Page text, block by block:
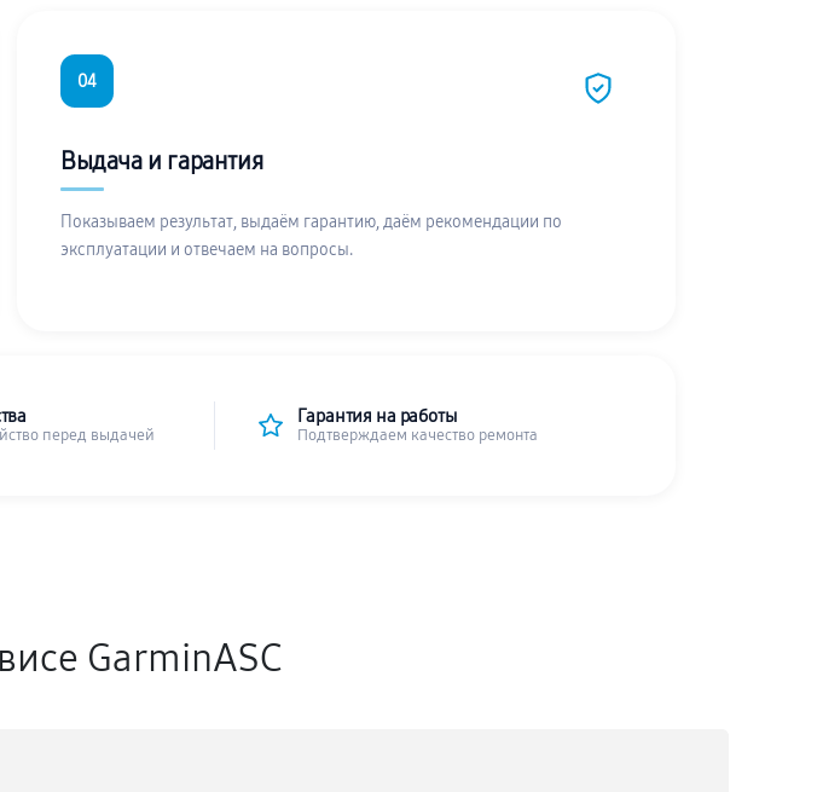
04
Выдача и гарантия
Показываем результат, выдаём гарантию, даём рекомендации по
эксплуатации и отвечаем на вопросы.
перед выдачей
Гарантия на работы
Подтверждаем качество ремонта
GarminASC